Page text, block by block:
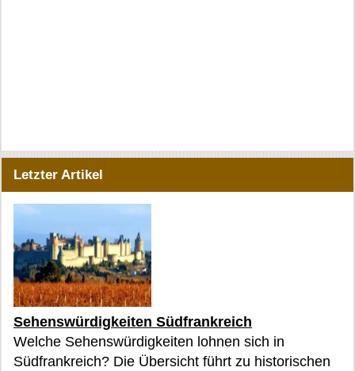
Letzter Artikel
Sehenswürdigkeiten Südfrankreich
Welche Sehenswürdigkeiten lohnen sich in
Südfrankreich? Die Übersicht führt zu historischen